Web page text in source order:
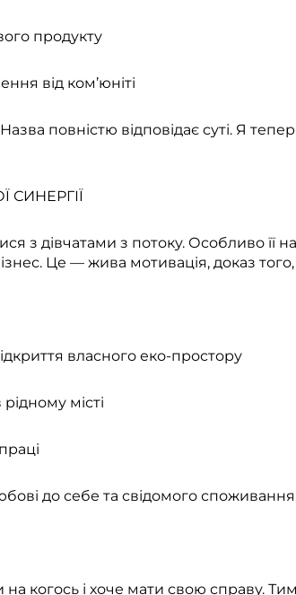
продукту
від ком’юніті
повністю відповідає суті. Я
СИНЕРГІЇ
з дівчатами з потоку. Особливо її
Це — жива мотивація, доказ
власного еко-простору
місті
до себе та свідомого споживання
когось і хоче мати свою справу.